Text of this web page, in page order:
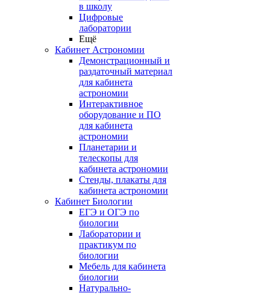
в школу
Цифровые
лаборатории
Ещё
Кабинет Астрономии
Демонстрационный и
раздаточный материал
для кабинета
астрономии
Интерактивное
оборудование и ПО
для кабинета
астрономии
Планетарии и
телескопы для
кабинета астрономии
Стенды, плакаты для
кабинета астрономии
Кабинет Биологии
ЕГЭ и ОГЭ по
биологии
Лаборатории и
практикум по
биологии
Мебель для кабинета
биологии
Натурально-